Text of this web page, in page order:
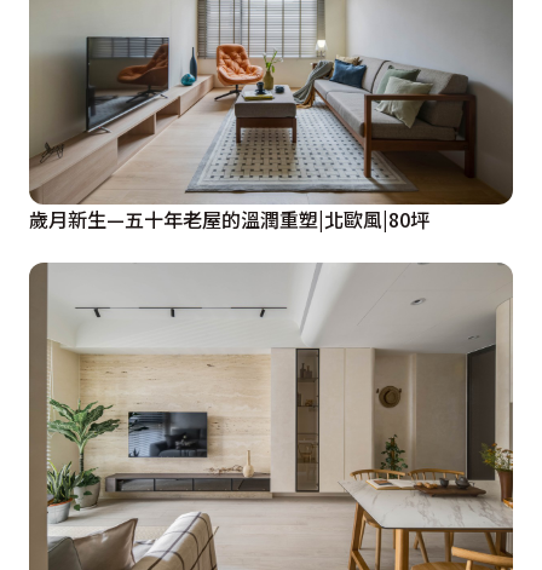
設計概念文字為【微自然室內裝修設計有限公司】提供
歲月新生—五十年老屋的溫潤重塑|北歐風|80坪